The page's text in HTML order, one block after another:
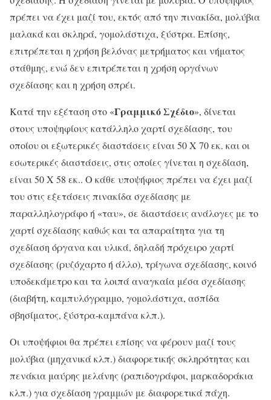
πρέπει να έχει μαζί του, εκτός από την πινακίδα, μολύβια
μαλακά και σκληρά, γομολάστιχα, ξύστρα. Επίσης,
επιτρέπεται η χρήση βελόνας μετρήματος και νήματος
στάθμης, ενώ δεν επιτρέπεται η χρήση οργάνων
σχεδίασης και η χρήση σπρέι.
Κατά την εξέταση στο «Γραμμικό Σχέδιο», δίνεται
στους υποψηφίους κατάλληλο χαρτί σχεδίασης, του
οποίου οι εξωτερικές διαστάσεις είναι 50 Χ 70 εκ. και οι
εσωτερικές διαστάσεις, στις οποίες γίνεται η σχεδίαση,
είναι 50 Χ 58 εκ.. Ο κάθε υποψήφιος πρέπει να έχει μαζί
του στις εξετάσεις πινακίδα σχεδίασης με
παραλληλογράφο ή «ταυ», σε διαστάσεις ανάλογες με το
χαρτί σχεδίασης καθώς και τα απαραίτητα για τη
σχεδίαση όργανα και υλικά, δηλαδή πρόχειρο χαρτί
σχεδίασης (ρυζόχαρτο ή άλλο), τρίγωνα σχεδίασης, κοινό
υποδεκάμετρο και τα λοιπά αναγκαία μέσα σχεδίασης
(διαβήτη, καμπυλόγραμμο, γομολάστιχα, ασπίδα
σβησίματος, ξύστρα-καμπάνα κλπ.).
Οι υποψήφιοι θα πρέπει επίσης να φέρουν μαζί τους
μολύβια (μηχανικά κλπ.) διαφορετικής σκληρότητας και
πενάκια μαύρης μελάνης (ραπιδογράφοι, μαρκαδοράκια
κλπ.) για σχεδίαση γραμμών με διαφορετικά πάχη.